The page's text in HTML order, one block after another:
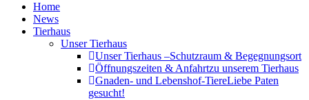
Home
News
Tierhaus
Unser Tierhaus
Unser Tierhaus –Schutzraum & Begegnungsort
Öffnungszeiten & Anfahrtzu unserem Tierhaus
Gnaden- und Lebenshof-TiereLiebe Paten
gesucht!